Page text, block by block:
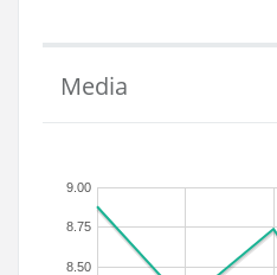
Media
8.50
8.75
9.00